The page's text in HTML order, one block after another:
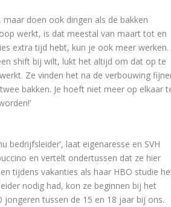
doen ook dingen als de bakken
werkt, is dat meestal van maart tot en
extra tijd hebt, kun je ook meer werken.
shift bij wilt, lukt het altijd om dat op te
Ze vinden het na de verbouwing
bakken. Je hoeft niet meer op elkaar
laat eigenaresse en SVH
en vertelt ondertussen dat ze hier
tijdens vakanties als haar HBO studie
nodig had, kon ze beginnen bij het
jongeren tussen de 15 en 18 jaar bij ons.